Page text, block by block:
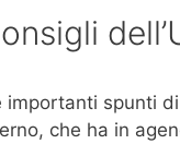
importanti spunti
che ha in